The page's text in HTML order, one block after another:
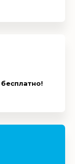
бесплатно!